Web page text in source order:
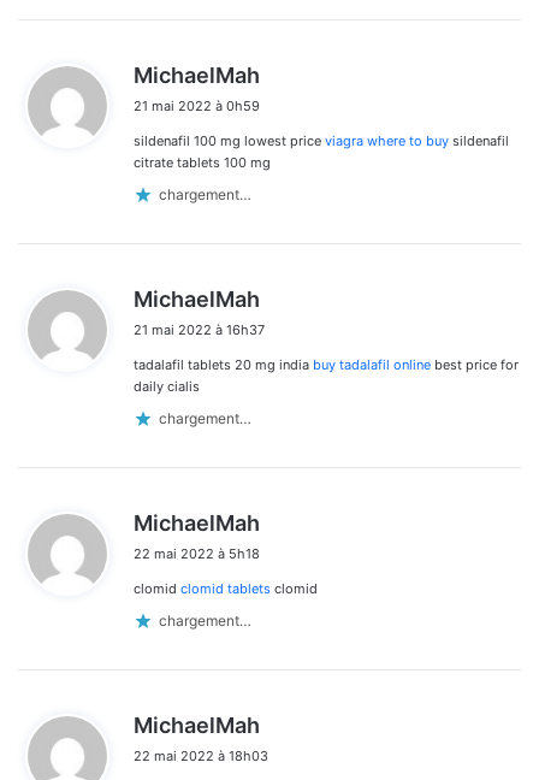
MichaelMah
:
21 mai 2022 à 0h59
sildenafil 100 mg lowest price viagra where to buy sildenafil
citrate tablets 100 mg
chargement…
MichaelMah
t
21 mai 2022 à 16h37
tadalafil tablets 20 mg india buy tadalafil online best price for
daily cialis
chargement…
MichaelMah
22 mai 2022 à 5h18
clomid clomid tablets clomid
chargement…
MichaelMah
t
22 mai 2022 à 18h03